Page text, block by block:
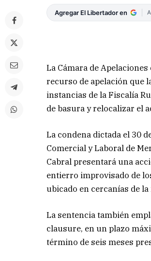
Agregar El Libertador en
La Cámara de
recurso de apelación que
instancias de la Fiscalía
de basura y relocalizar el
La condena dictada el 30
Comercial y Laboral de
Cabral presentará una
entierro improvisado de
ubicado en cercanías de
La sentencia también
clausure, en un plazo
término de seis meses